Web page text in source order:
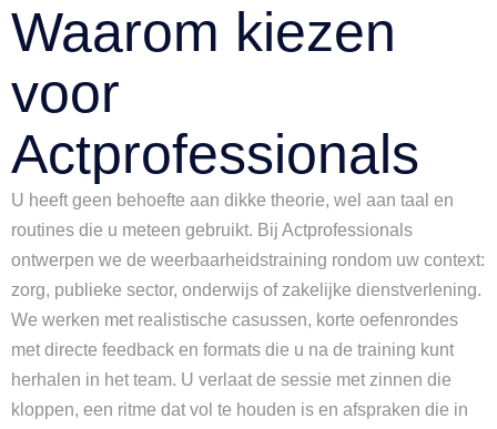
Waarom kiezen
voor
Actprofessionals
U heeft geen behoefte aan dikke theorie, wel aan taal en
routines die u meteen gebruikt. Bij Actprofessionals
ontwerpen we de weerbaarheidstraining rondom uw context:
zorg, publieke sector, onderwijs of zakelijke dienstverlening.
We werken met realistische casussen, korte oefenrondes
met directe feedback en formats die u na de training kunt
herhalen in het team. U verlaat de sessie met zinnen die
kloppen, een ritme dat vol te houden is en afspraken die in